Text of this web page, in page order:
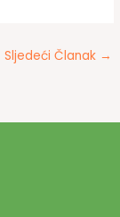
Sljedeći Članak →